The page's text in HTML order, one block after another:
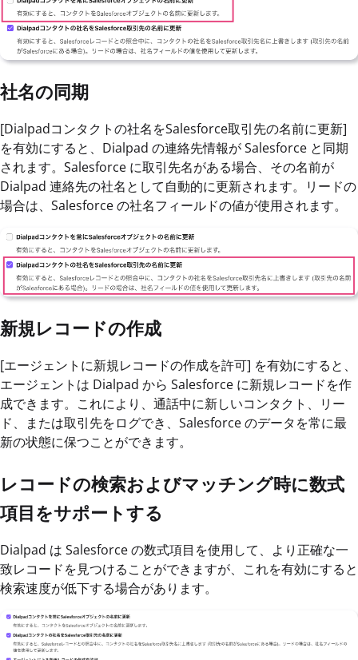
社名の同期
[Dialpadコンタクトの社名をSalesforce取引先の名前に更新]
を有効にすると、Dialpad の連絡先情報が Salesforce と同期
されます。Salesforce に取引先名がある場合、その名前が
Dialpad 連絡先の社名として自動的に更新されます。リードの
場合は、Salesforce の社名フィールドの値が使用されます。
新規レコードの作成
[エージェントに新規レコードの作成を許可] を有効にすると、
エージェントは Dialpad から Salesforce に新規レコードを作
成できます。これにより、通話中に新しいコンタクト、リー
ド、または取引先をログでき、Salesforce のデータを常に最
新の状態に保つことができます。
レコードの検索およびマッチング時に数式
項目をサポートする
Dialpad は Salesforce の数式項目を使用して、より正確な一
致レコードを見つけることができますが、これを有効にすると
検索速度が低下する場合があります。